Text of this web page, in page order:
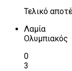
Τελικό
Λαμία
Ολυμπιακός
0
3